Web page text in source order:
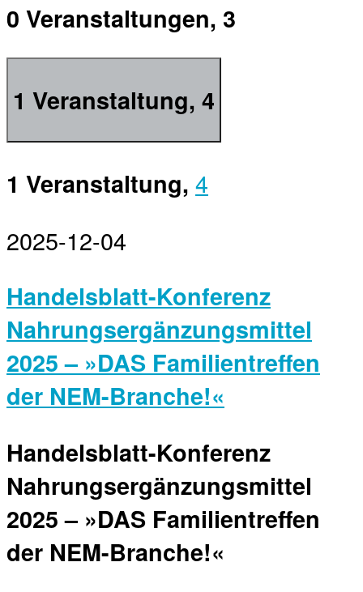
0 Veranstaltungen, 3
1 Veranstaltung, 4
1 Veranstaltung, 4
2025-12-04
Handelsblatt-Konferenz
Nahrungsergänzungsmittel
2025 – »DAS Familientreffen
der NEM-Branche!«
Handelsblatt-Konferenz
Nahrungsergänzungsmittel
2025 – »DAS Familientreffen
der NEM-Branche!«